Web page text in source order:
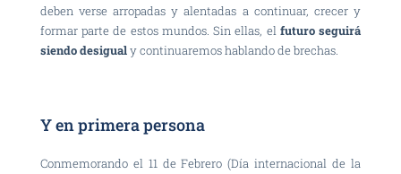
deben verse arropadas y alentadas a continuar, crecer y
formar parte de estos mundos. Sin ellas, el futuro seguirá
siendo desigualy continuaremos hablando de brechas.
Y en primera persona
Conmemorando el 11 de Febrero (Día internacional de la